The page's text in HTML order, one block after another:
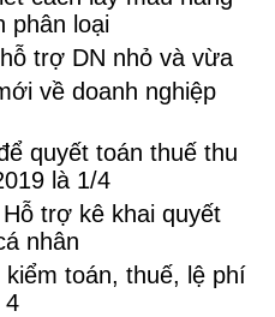
phân loại
trợ DN nhỏ và vừa
về doanh nghiệp
quyết toán thuế thu
là 1/4
trợ kê khai quyết
nhân
toán, thuế, lệ phí
4